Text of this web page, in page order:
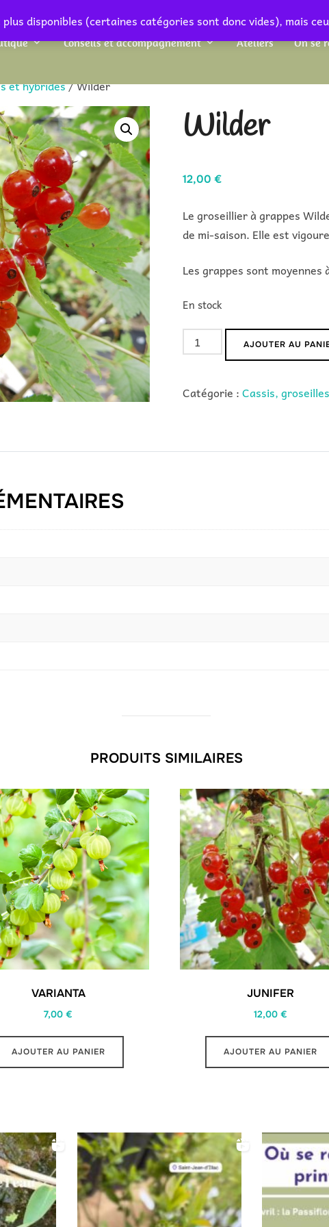
disponibles (certaines catégories sont donc vides), mais
Conseils et accompagnement Ateliers On se
et hybrides/ Wilder
Wilder
12,00 €
Le groseillier à grappes
de mi-saison. Elle est
Les grappes sont
En stock
quantité
de
AJOUTER AU
Catégorie :Cassis,
PRODUITS SIMILAIRES
VARIANTA
7,00€
AJOUTER AU PANIER
JUNIFER
12,00€
AJOUTER AU PANIER